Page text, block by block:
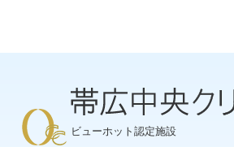
ビューホット認定施設